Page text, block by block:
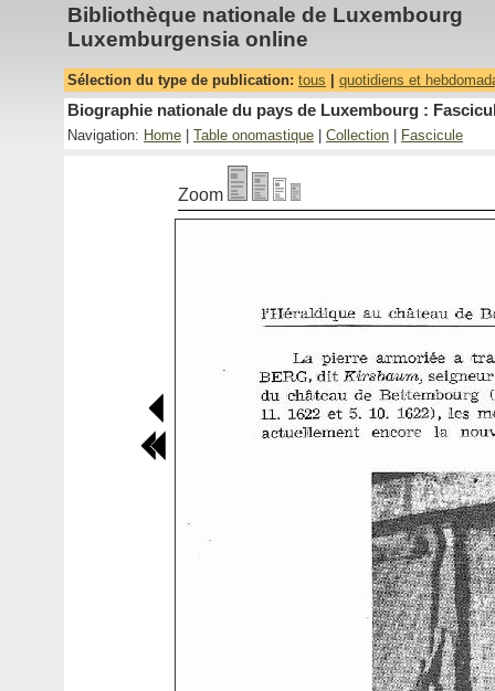
Bibliothèque nationale de Luxembourg
Luxemburgensia online
Sélection du type de publication: tous quotidiens et
Biographie nationale du pays de Luxembourg :
Navigation: Home Table onomastique Collection Fascicule
Zoom